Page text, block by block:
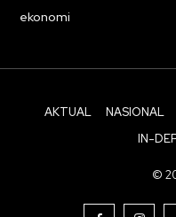
ekonomi
AKTUAL NASIONAL
IN-
©